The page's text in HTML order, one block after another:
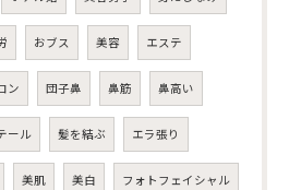
おブス 美容 エステ
ン 団子鼻 鼻筋 鼻高い
ール 髪を結ぶ エラ張り
美肌 美白 フォトフェイシャル